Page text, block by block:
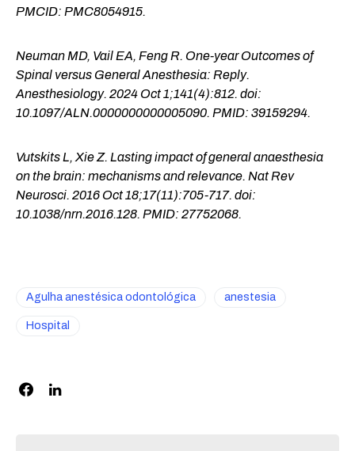
PMCID: PMC8054915.
Neuman MD, Vail EA, Feng R. One-year Outcomes of
Spinal versus General Anesthesia: Reply.
Anesthesiology. 2024 Oct 1;141(4):812. doi:
10.1097/ALN.0000000000005090. PMID: 39159294.
Vutskits L, Xie Z. Lasting impact of general anaesthesia
on the brain: mechanisms and relevance. Nat Rev
Neurosci. 2016 Oct 18;17(11):705-717. doi:
10.1038/nrn.2016.128. PMID: 27752068.
Agulha anestésica odontológica anestesia
Hospital